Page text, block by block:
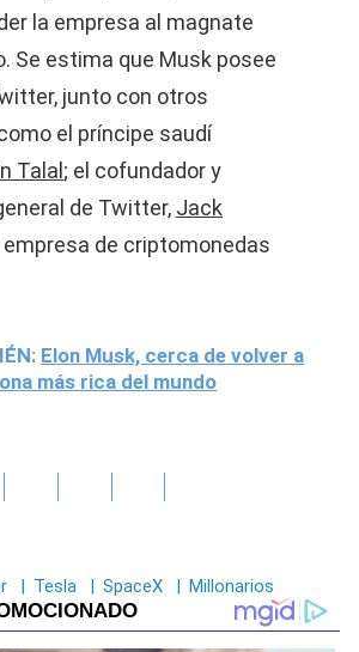
la empresa al magnate
Se estima que Musk posee
junto con otros
el príncipe saudí
Talal ; el cofundador y
de Twitter, Jack
empresa de criptomonedas
Elon Musk, cerca de volver a
más rica del mundo
| Tesla | SpaceX | Millonarios